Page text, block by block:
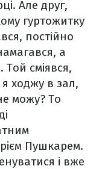
Але друг,
гуртожитку
постійно
а
сміявся,
ходжу в зал,
можу? То
Пушкарем.
і вже